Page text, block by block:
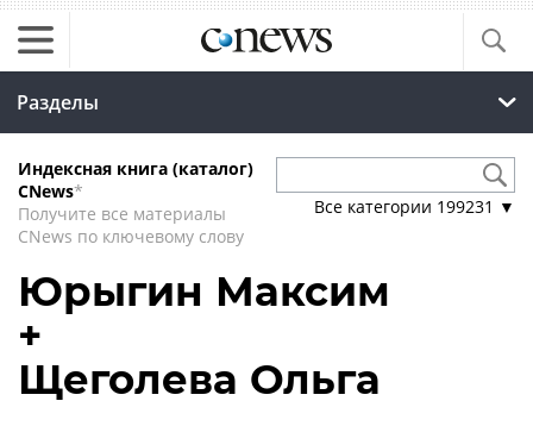
Разделы
Индексная книга (каталог)
CNews*
Получите все материалы
CNews по ключевому слову
Все категории 199231 ▼
Юрыгин Максим
+
Щеголева Ольга